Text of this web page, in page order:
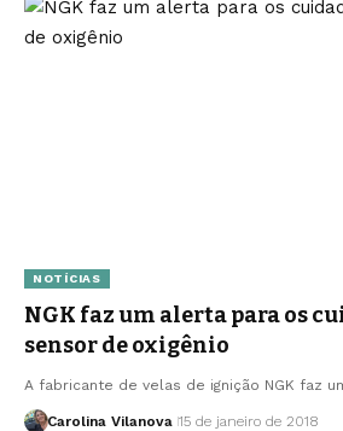
NOTÍCIAS
NGK faz um alerta para os
sensor de oxigênio
A fabricante de velas de ignição NGK faz
Carolina Vilanova 15 de janeiro de 2018